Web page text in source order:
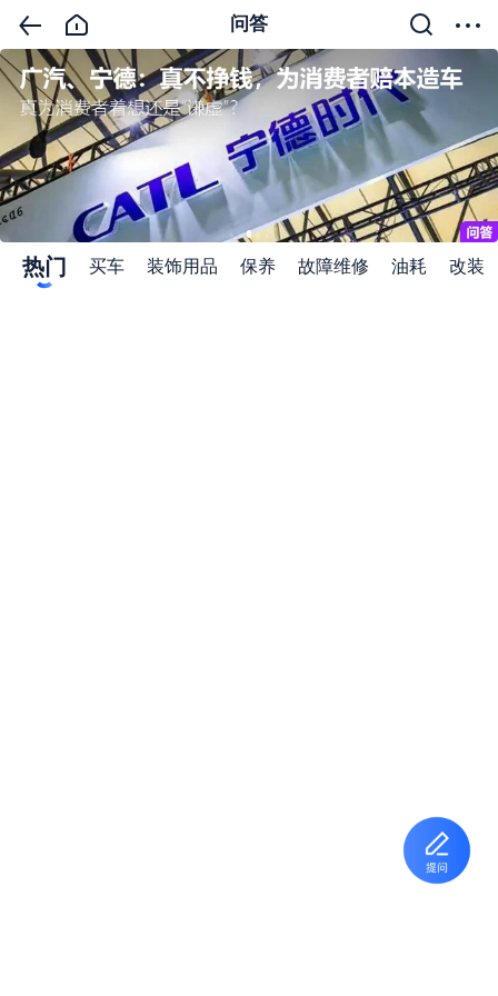
问答
热门 买车 装饰用品 保养 故障维修 油耗 改装